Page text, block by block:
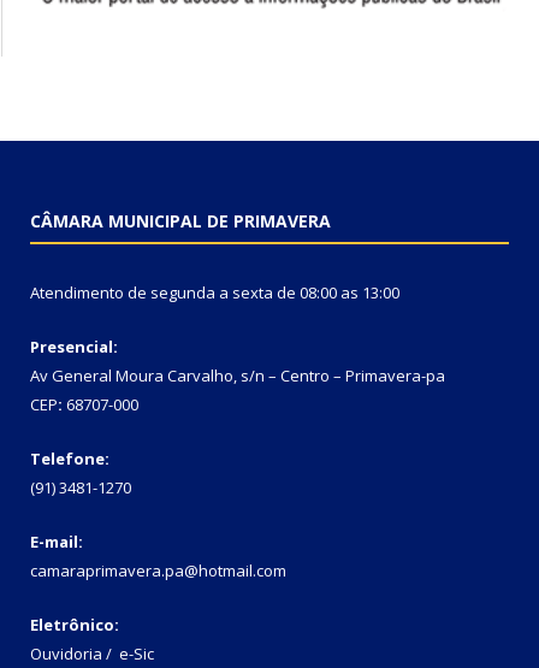
CÂMARA MUNICIPAL DE PRIMAVERA
Atendimento de segunda a sexta de 08:00 as 13:00
Presencial:
Av General Moura Carvalho, s/n – Centro – Primavera-pa
CEP: 68707-000
Telefone:
(91) 3481-1270
E-mail:
camaraprimavera.pa@hotmail.com
Eletrônico:
Ouvidoria / e-Sic